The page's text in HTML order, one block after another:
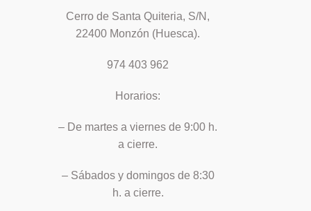
Cerro de Santa Quiteria, S/N,
22400 Monzón (Huesca).
974 403 962
Horarios:
– De martes a viernes de 9:00 h.
a cierre.
– Sábados y domingos de 8:30
h. a cierre.